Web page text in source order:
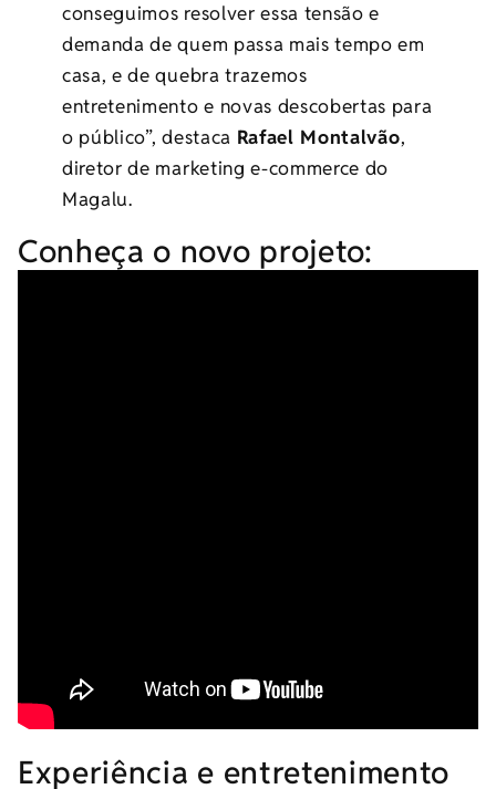
conseguimos resolver essa tensão e
demanda de quem passa mais tempo em
casa, e de quebra trazemos
entretenimento e novas descobertas para
o público”, destaca Rafael Montalvão,
diretor de marketing e-commerce do
Magalu.
Conheça o novo projeto:
Experiência e entretenimento